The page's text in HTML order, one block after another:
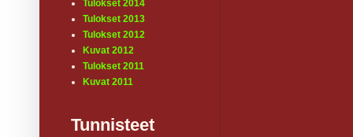
Tulokset 2014
Tulokset 2013
Tulokset 2012
Kuvat 2012
Tulokset 2011
Kuvat 2011
Tunnisteet